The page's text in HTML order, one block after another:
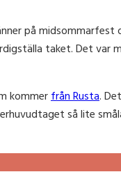
på
taket. Det var
kommerfrån Rusta.
så lite